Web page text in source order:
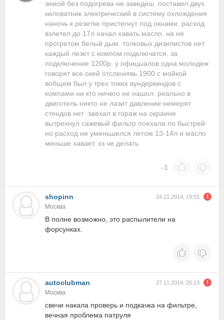
зимой без подогрева не заведеш. поставил двух
киловатник электрический в систему охлождения
наночь к резетке пристегнут под окнами. расход
взлетел до 17л начал хавать масло. на не
прогретом белый дым. толковых дизилистов нет.
каждый лезет с компом подключатся. за
подключение 1200р. у офицыалов одна молодеж
говорят все окей отслюнявь 1900 с мойкой.
вобщем был у трех токих вундеркиндов с
компами.ни кто ничего не нашол. реально в
двиготель никто не лазит давление немерят
стендов нет .заехал в гораж на окраине
вытрехнул сажевый фильтр поехала по быстрей
но расход не уменьшился летом 13-14л и масло
меньше хавает. хз че делать
-1
shopinn 24.11.2014, 19:01
Москва
В полне возможно, это распылители на
форсунках.
autoclubman 27.11.2014, 20:13
Москва
свечи накала проверь и подкачка на фильтре,
вечная проблема патруля